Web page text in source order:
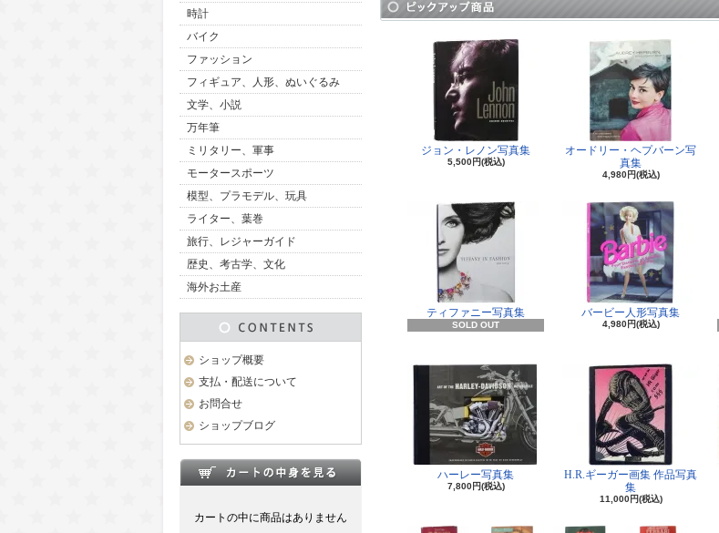
時計
バイク
ファッション
フィギュア、人形、ぬいぐるみ
文学、小説
万年筆
ミリタリー、軍事
モータースポーツ
模型、プラモデル、玩具
ライター、葉巻
旅行、レジャーガイド
歴史、考古学、文化
海外お土産
ショップ概要
支払・配送について
お問合せ
ショップブログ
カートの中に商品はありません
ジョン・レノン写真集
5,500円(税込)
オードリー・ヘプバーン写
真集
4,980円(税込)
ティファニー写真集
SOLD OUT
バービー人形写真集
4,980円(税込)
ハーレー写真集
7,800円(税込)
H.R.ギーガー画集 作品写真
集
11,000円(税込)